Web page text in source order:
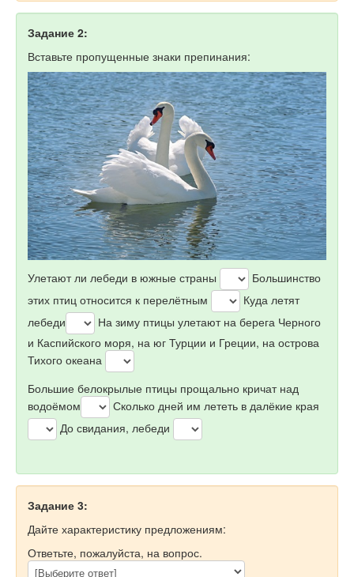
Задание 2:
Вставьте пропущенные знаки препинания:
Улетают ли лебеди в южные страны
Большинство
этих птиц относится к перелётным
Куда летят
лебеди
На зиму птицы улетают на берега Черного
и Каспийского моря, на юг Турции и Греции, на острова
Тихого океана
Большие белокрылые птицы прощально кричат над
водоёмом
Сколько дней им лететь в далёкие края
До свидания, лебеди
Задание 3:
Дайте характеристику предложениям:
Ответьте, пожалуйста, на вопрос.